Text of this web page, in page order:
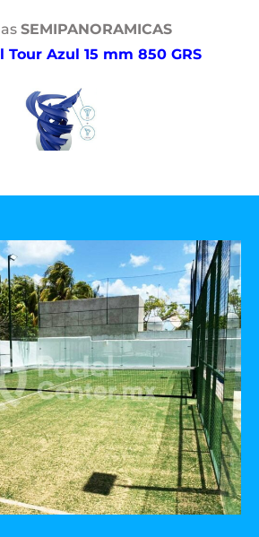
SEMIPANORAMICAS
Tour Azul 15 mm 850 GRS